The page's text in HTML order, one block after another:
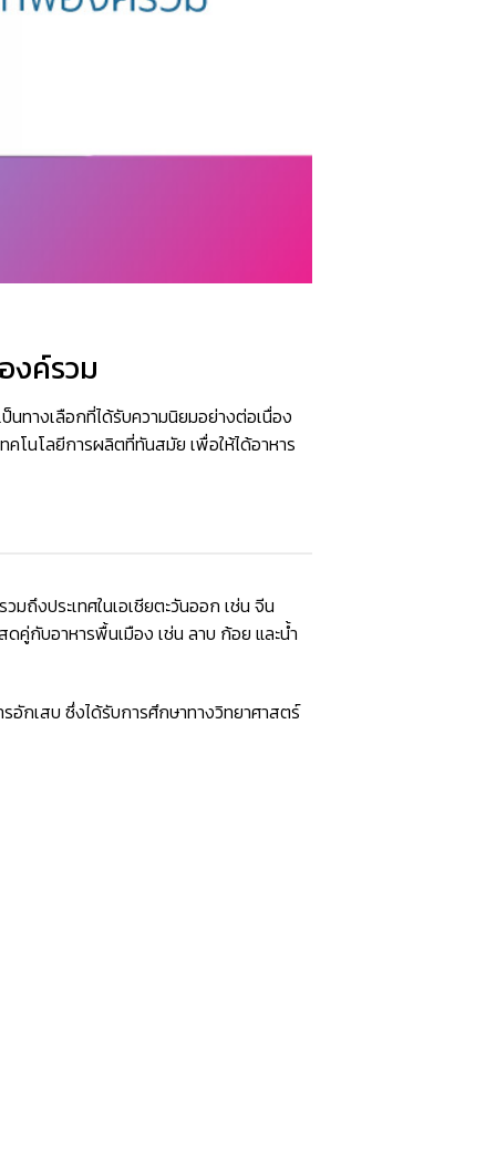
งค์รวม
ทางเลือกที่ได้รับความนิยมอย่างต่อเนื่อง
นโลยีการผลิตที่ทันสมัย เพื่อให้ได้อาหาร
ถึงประเทศในเอเชียตะวันออก เช่น จีน
คู่กับอาหารพื้นเมือง เช่น ลาบ ก้อย และน้ำ
กเสบ ซึ่งได้รับการศึกษาทางวิทยาศาสตร์